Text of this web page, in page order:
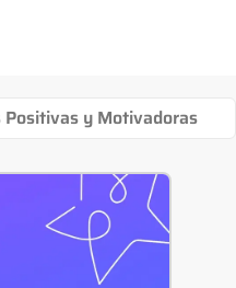
Positivas y Motivadoras